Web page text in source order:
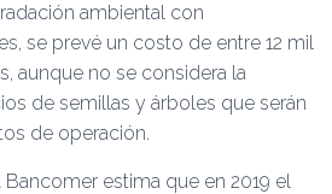
ambiental con
se prevé un costo de entre 12 mil
aunque no se considera la
de semillas y árboles que serán
de operación.
estima que en 2019 el